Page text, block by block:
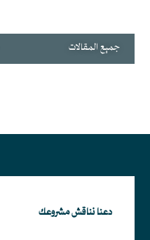
جميع المقالات
دعنا نناقش مشروعك